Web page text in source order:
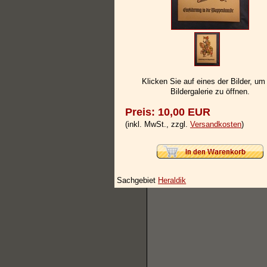
Klicken Sie auf eines der Bilder, um
Bildergalerie zu öffnen.
Preis: 10,00 EUR
(inkl. MwSt., zzgl. Versandkosten)
Sachgebiet Heraldik